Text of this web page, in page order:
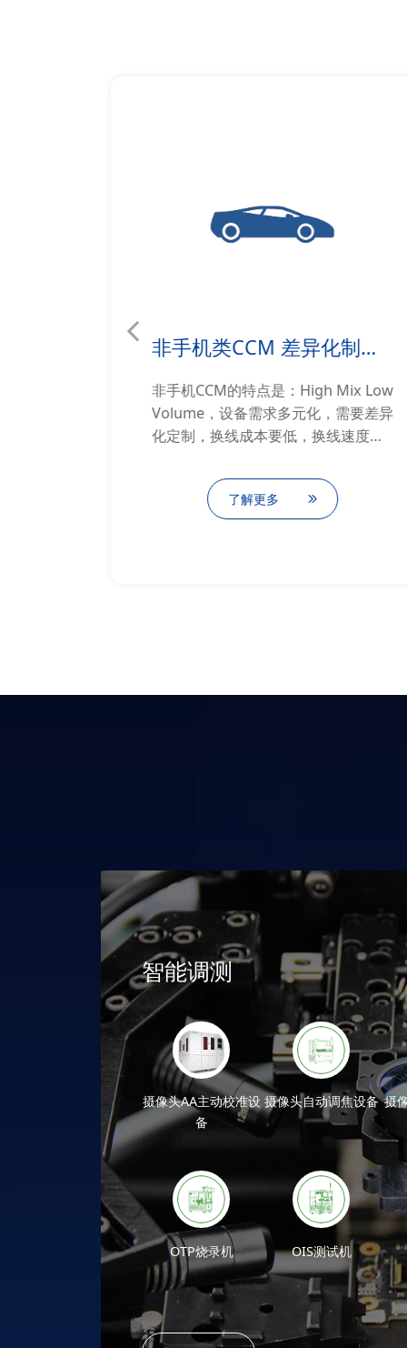
非手机类CCM 差异化制造方案
非手机CCM的特点是：High Mix Low
Volume，设备需求多元化，需要差异
化定制，换线成本要低，换线速度要
防、AR/VR，IoT等领域，广浩捷以下
几款设备均可以得到广泛应用。
了解更多
智能调测
摄像头AA主动校准设
备
摄像头自动调焦设备 摄
OTP烧录机 OIS测试机
自动上下料设备
自动光学检测设备
自动治具
高速适配器系列